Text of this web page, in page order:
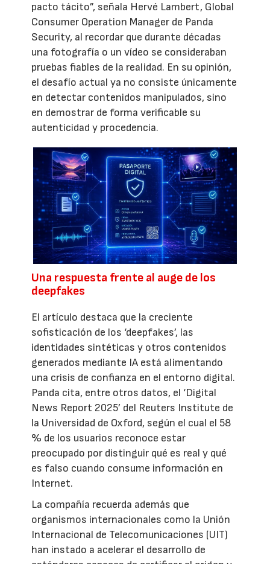
pacto tácito”, señala Hervé Lambert, Global
Consumer Operation Manager de Panda
Security, al recordar que durante décadas
una fotografía o un vídeo se consideraban
pruebas fiables de la realidad. En su opinión,
el desafío actual ya no consiste únicamente
en detectar contenidos manipulados, sino
en demostrar de forma verificable su
autenticidad y procedencia.
Una respuesta frente al auge de los
deepfakes
El artículo destaca que la creciente
sofisticación de los ‘deepfakes’, las
identidades sintéticas y otros contenidos
generados mediante IA está alimentando
una crisis de confianza en el entorno digital.
Panda cita, entre otros datos, el ‘Digital
News Report 2025’ del Reuters Institute de
la Universidad de Oxford, según el cual el 58
% de los usuarios reconoce estar
preocupado por distinguir qué es real y qué
es falso cuando consume información en
Internet.
La compañía recuerda además que
organismos internacionales como la Unión
Internacional de Telecomunicaciones (UIT)
han instado a acelerar el desarrollo de